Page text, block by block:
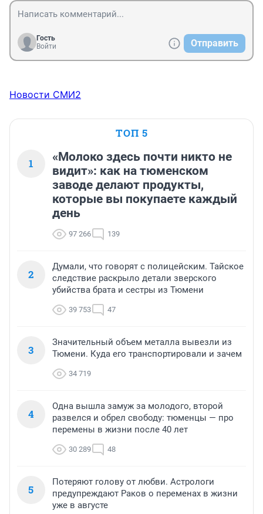
Гость
Войти
Отправить
Новости СМИ2
ТОП 5
1
«Молоко здесь почти никто не
видит»: как на тюменском
заводе делают продукты,
которые вы покупаете каждый
день
97 266 139
2
Думали, что говорят с полицейским. Тайское
следствие раскрыло детали зверского
убийства брата и сестры из Тюмени
39 753 47
3
Значительный объем металла вывезли из
Тюмени. Куда его транспортировали и зачем
34 719
4
Одна вышла замуж за молодого, второй
развелся и обрел свободу: тюменцы — про
перемены в жизни после 40 лет
30 289 48
5
Потеряют голову от любви. Астрологи
предупреждают Раков о переменах в жизни
уже в августе